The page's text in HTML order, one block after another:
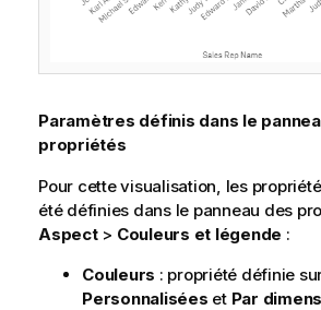
Paramètres définis dans le
propriétés
Pour cette visualisation, les
été définies dans le panneau des
Aspect> Couleurs et légende :
Couleurs : propriété définie
Personnalisées et Par